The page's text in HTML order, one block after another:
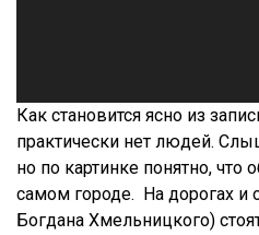
Как становится ясно из
практически нет людей.
но по картинке понятно,
самом городе. На дорогах и
Богдана Хмельницкого)